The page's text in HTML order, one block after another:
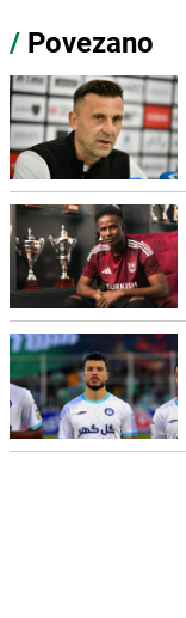
/ Povezano